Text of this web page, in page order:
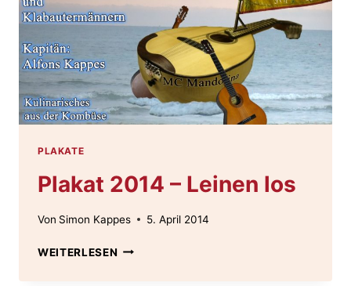
PLAKATE
Plakat 2014 – Leinen los
Von Simon Kappes 5. April 2014
WEITERLESENPLAKAT